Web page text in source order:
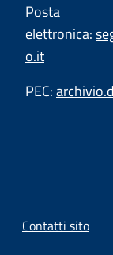
Posta
elettronica:
o.it
PEC:
Contatti sito